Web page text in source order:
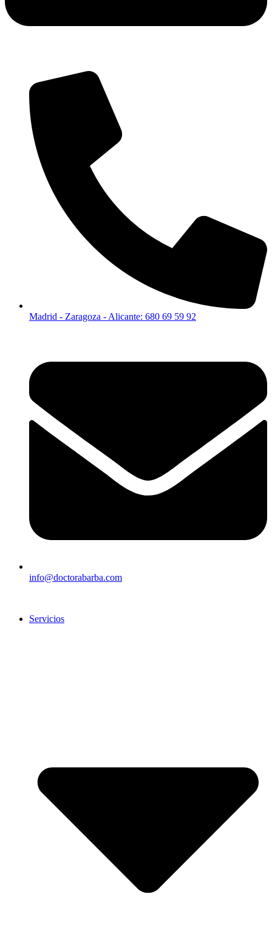
Madrid - Zaragoza - Alicante: 680 69 59 92
info@doctorabarba.com
Servicios